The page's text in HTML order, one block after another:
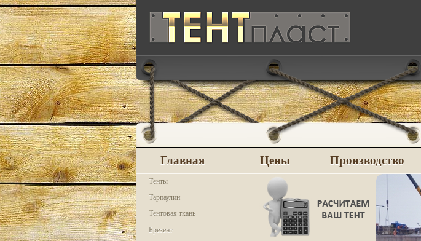
Главная Цены Производство
Тенты
Тарпаулин
Тентовая ткань
Брезент